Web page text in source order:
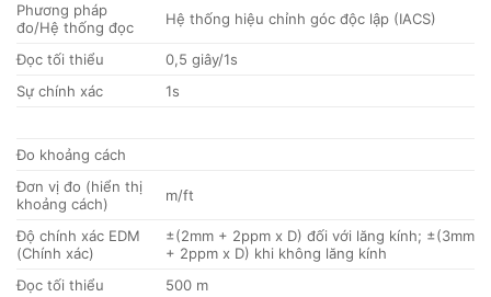
Phương pháp
đo/Hệ thống đọc
Hệ thống hiệu chỉnh góc độc lập (IACS)
Đọc tối thiểu
0,5 giây/1s
Sự chính xác
1s
Đo khoảng cách
Đơn vị đo (hiển thị
khoảng cách)
m/ft
Độ chính xác EDM
(Chính xác)
±(2mm + 2ppm x D) đối với lăng kính; ±(3mm
+ 2ppm x D) khi không lăng kính
Đọc tối thiểu
500 m